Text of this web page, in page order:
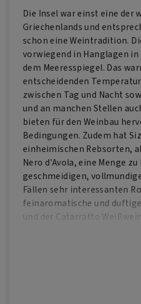
Die Insel war einst eine der
Griechenlands und
schon eine Weintradition.
vorwiegend in Hanglagen
dem Meeresspiegel. Das
entscheidenden
zwischen Tag und Nacht
und an manchen Stellen
bieten für den Weinbau
Bedingungen. Zudem hat
einheimischen Rebsorten,
Nero d'Avola, eine Menge
geschmeidigen,
Fällen sehr interessanten
feinaromatische und
und der Catarratto